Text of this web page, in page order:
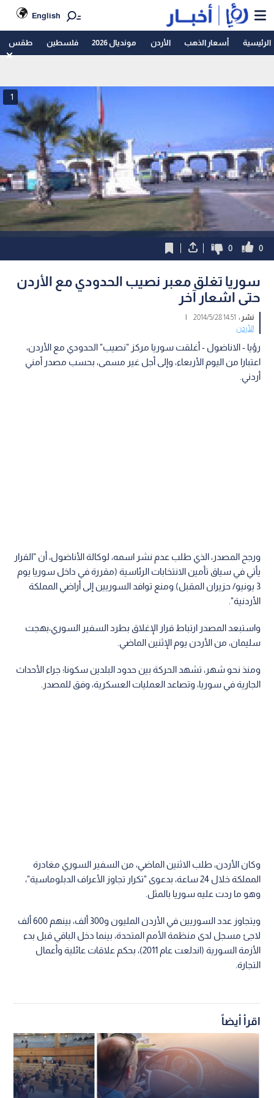
English
الرئيسية أسعار الذهب الأردن مونديال 2026 فلسطين طقس
1
0
0
سوريا تغلق معبر نصيب الحدودي مع الأردن
حتى اشعار آخر
نشر : 14:51 2014/5/28
|
الأردن
رؤيا - الاناضول - أغلقت سوريا مركز "نصيب" الحدودي مع الأردن،
اعتبارا من اليوم الأربعاء، وإلى أجل غير مسمى، بحسب مصدر أمني
أردني.
ورجح المصدر، الذي طلب عدم نشر اسمه، لوكالة الأناضول، أن "القرار
يأتي في سياق تأمين الانتخابات الرئاسية (مقررة في داخل سوريا يوم
3 يونيو/ حزيران المقبل) ومنع توافد السوريين إلى أراضي المملكة
الأردنية".
واستبعد المصدر ارتباط قرار الإغلاق بطرد السفير السوري،بهجت
سليمان، من الأردن يوم الإثنين الماضي.
ومنذ نحو شهر، تشهد الحركة بين حدود البلدين سكونا؛ جراء الأحداث
الجارية في سوريا، وتصاعد العمليات العسكرية، وفق للمصدر.
وكان الأردن، طلب الاثنين الماضي، من السفير السوري مغادرة
المملكة خلال 24 ساعة، بدعوى "تكرار تجاوز الأعراف الدبلوماسية"،
وهو ما ردت عليه سوريا بالمثل.
ويتجاوز عدد السوريين في الأردن المليون و300 ألف، بينهم 600 ألف
لاجئ مسجل لدى منظمة الأمم المتحدة، بينما دخل الباقي قبل بدء
الأزمة السورية (اندلعت عام 2011)، بحكم علاقات عائلية وأعمال
التجارة.
اقرأ أيضاً